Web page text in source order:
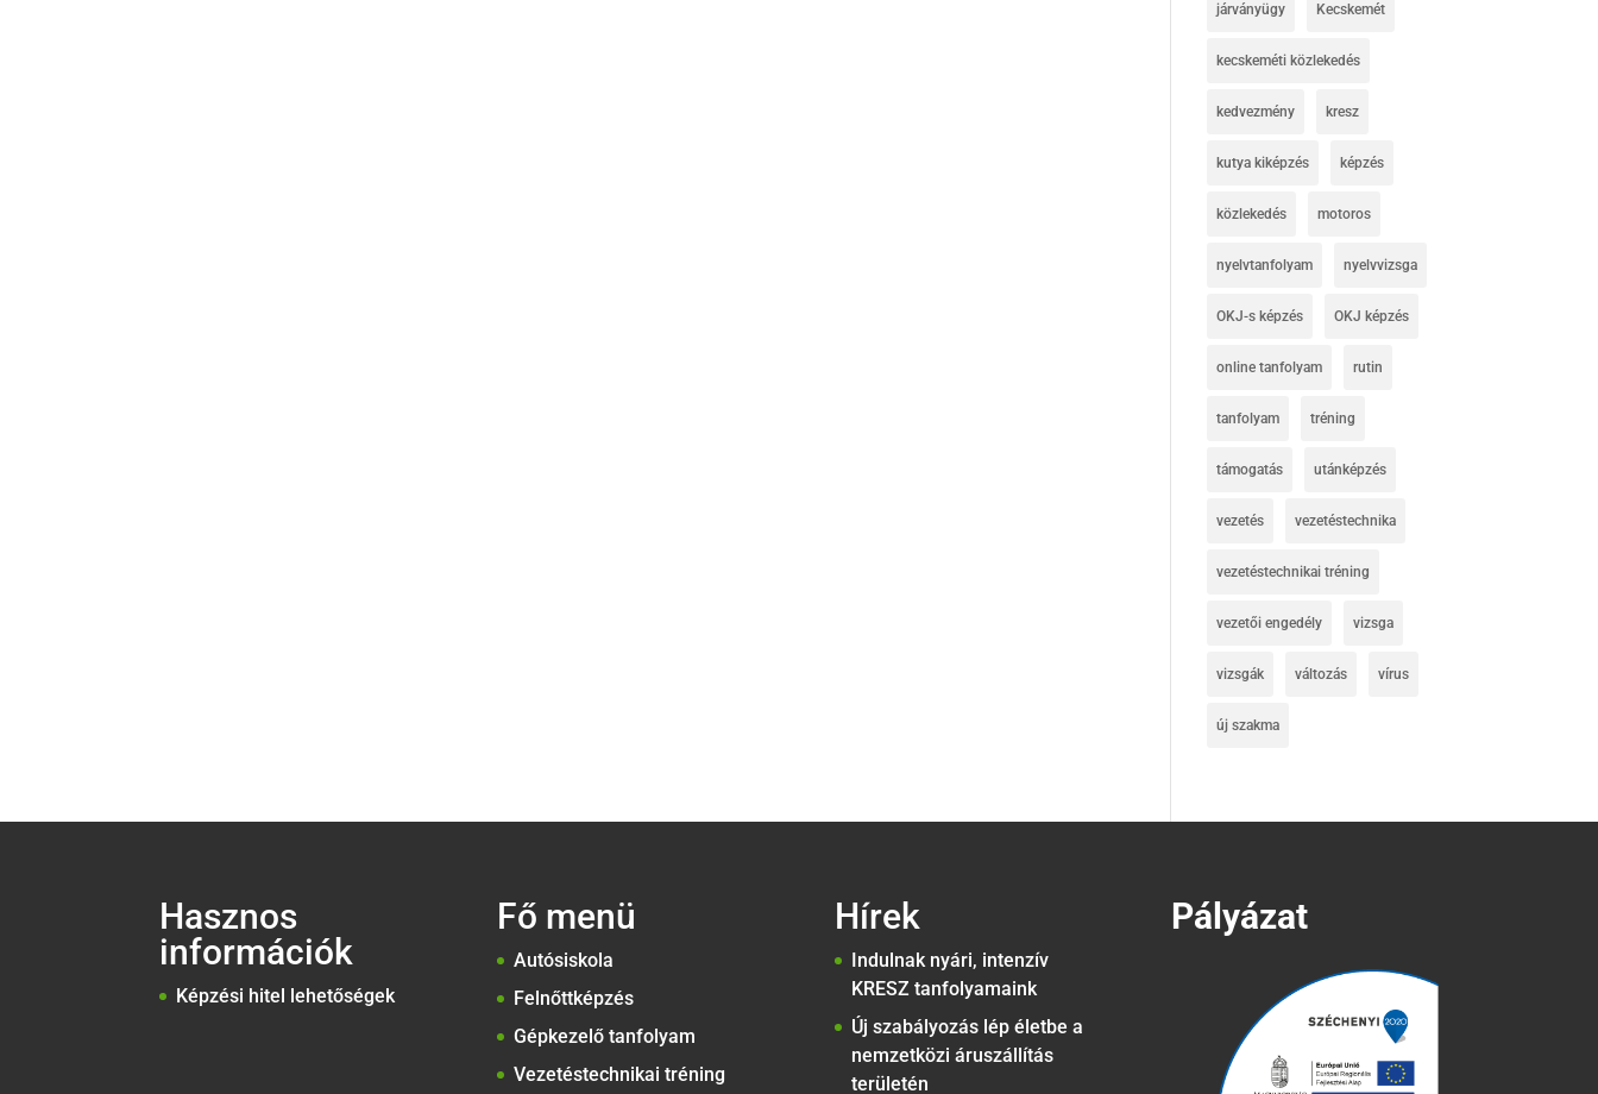
járványügy Kecskemét
kecskeméti közlekedés
kedvezmény kresz
kutya kiképzés képzés
közlekedés motoros
nyelvtanfolyam nyelvvizsga
OKJ-s képzés OKJ képzés
online tanfolyam rutin
tanfolyam tréning
támogatás utánképzés
vezetés vezetéstechnika
vezetéstechnikai tréning
vezetői engedély vizsga
vizsgák változás vírus
új szakma
Hasznos
információk
Képzési hitel lehetőségek
Fő menü
Autósiskola
Felnőttképzés
Gépkezelő tanfolyam
Vezetéstechnikai tréning
Hírek
Indulnak nyári, intenzív
KRESZ tanfolyamaink
Új szabályozás lép életbe a
nemzetközi áruszállítás
területén
Pályázat